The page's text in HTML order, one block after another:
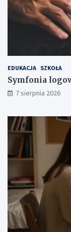
EDUKACJA SZKOŁA
Symfonia
7 sierpnia 2026